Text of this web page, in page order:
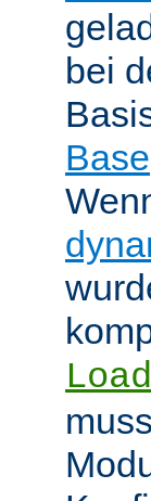
bei
Base